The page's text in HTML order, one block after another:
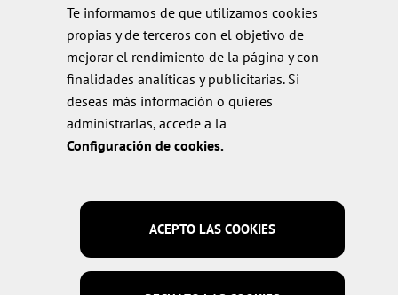
Te informamos de que utilizamos cookies
propias y de terceros con el objetivo de
mejorar el rendimiento de la página y con
finalidades analíticas y publicitarias. Si
deseas más información o quieres
administrarlas, accede a la
Configuración de cookies.
ACEPTO LAS COOKIES